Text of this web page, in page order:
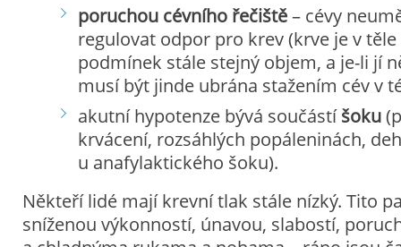
poruchou cévního řečiště– cévy
regulovat odpor pro krev (krve je v
podmínek stále stejný objem, a je-li jí
musí být jinde ubrána stažením cév v
akutní hypotenze bývá součástíšoku
krvácení, rozsáhlých popáleninách,
u anafylaktického šoku).
Někteří lidé mají krevní tlak stále nízký. Tito
sníženou výkonností, únavou, slabostí,